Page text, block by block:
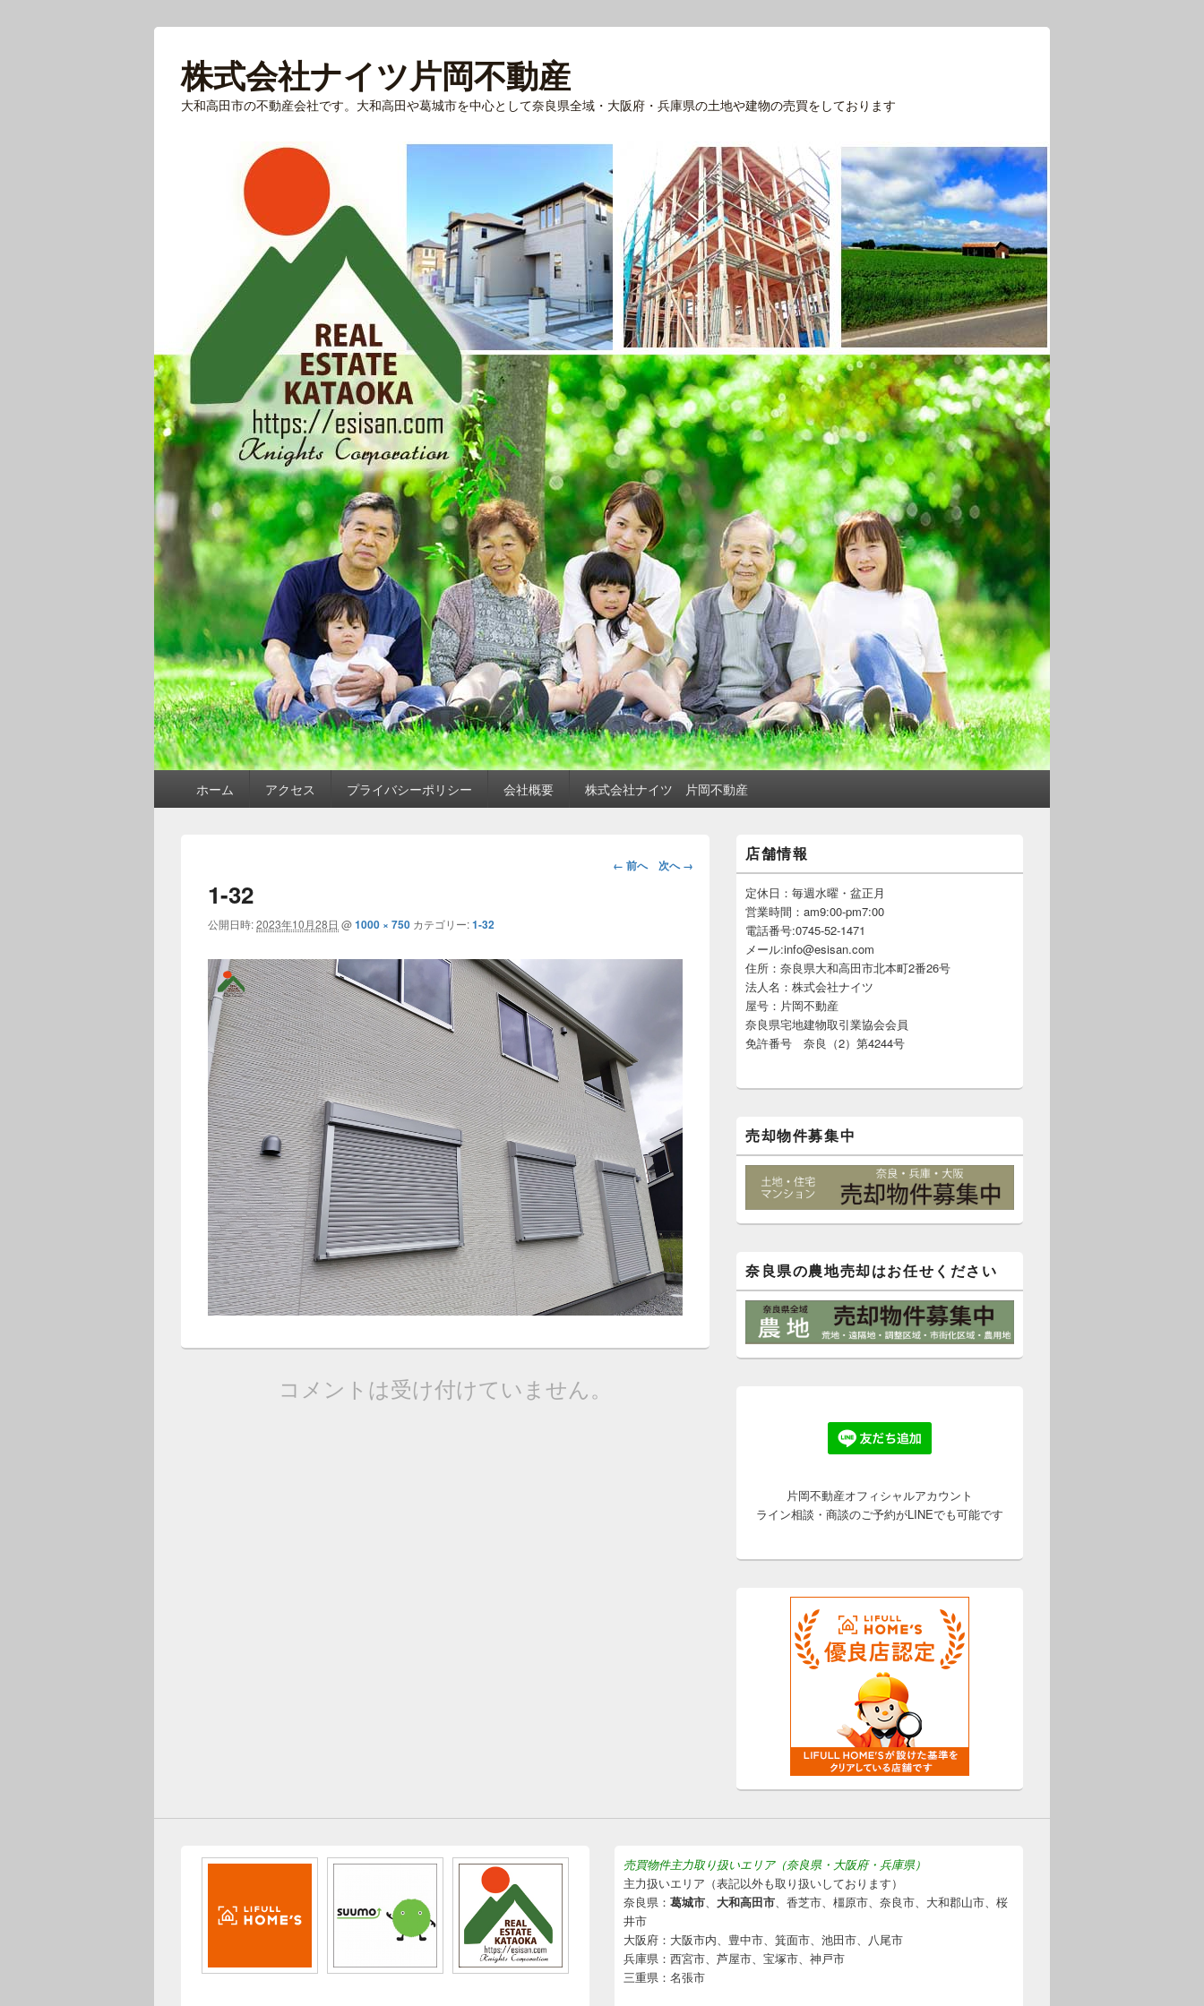
株式会社ナイツ片岡不動産
大和高田市の不動産会社です。大和高田や葛城市を中心として奈良県全域・大阪府・兵庫県の土地や建物の売買をしております
ホーム アクセス プライバシーポリシー 会社概要 株式会社ナイツ 片岡不動産
画
ー
← 前へ 次へ →
1-32
公開日時:2023年10月28日 @1000 × 750 カテゴリー:1-32
コメントは受け付けていません。
イ
ン
サ
イ
ー
ウ
ィ
ェ
ッ
ト
リ
店舗情報
定休日：毎週水曜・盆正月
営業時間：am9:00-pm7:00
電話番号:0745-52-1471
メール:info@esisan.com
住所：奈良県大和高田市北本町2番26号
法人名：株式会社ナイツ
屋号：片岡不動産
奈良県宅地建物取引業協会会員
免許番号 奈良（2）第4244号
売却物件募集中
奈良県の農地売却はお任せください
片岡不動産オフィシャルアカウント
ライン相談・商談のご予約がLINEでも可能です
売買物件主力取り扱いエリア（奈良県・大阪府・兵庫県）
主力扱いエリア（表記以外も取り扱いしております）
奈良県：葛城市、 大和高田市、香芝市、橿原市、奈良市、大和郡山市、桜
井市
大阪府：大阪市内、豊中市、箕面市、池田市、八尾市
兵庫県：西宮市、芦屋市、宝塚市、神戸市
三重県：名張市